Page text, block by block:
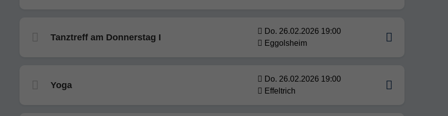
Tanztreff am Donnerstag I
Do. 26.02.2026 19:00
Eggolsheim
Yoga
Do. 26.02.2026 19:00
Effeltrich